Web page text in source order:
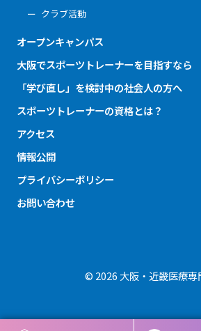
クラブ活動
オープンキャンパス
大阪でスポーツトレーナーを目指すなら
「学び直し」を検討中の社会人の方へ
スポーツトレーナーの資格とは？
アクセス
情報公開
プライバシーポリシー
お問い合わせ
© 2026 大阪・近畿医療専